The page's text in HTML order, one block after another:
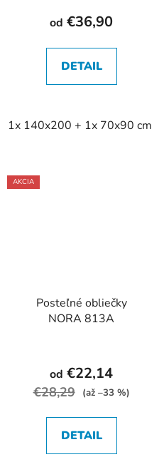
od €36,90
DETAIL
1x 140x200 + 1x 70x90 cm
AKCIA
Posteľné obliečky
NORA 813A
od €22,14
€28,29 (až –33 %)
DETAIL